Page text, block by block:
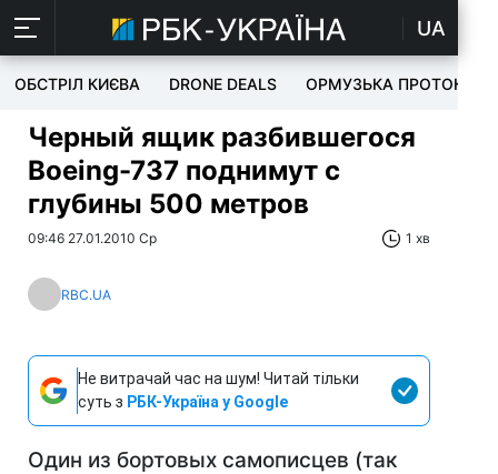
UA
ОБСТРІЛ КИЄВА DRONE DEALS ОРМУЗЬКА ПРОТОКА
Черный ящик разбившегося
Boeing-737 поднимут с
глубины 500 метров
09:46 27.01.2010 Ср 1 хв
RBC.UA
Не витрачай час на шум! Читай тільки
суть з РБК-Україна у Google
Один из бортовых самописцев (так